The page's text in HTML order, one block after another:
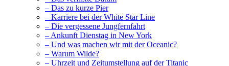
– Das zu kurze Pier
– Karriere bei der White Star Line
– Die vergessene Jungfernfahrt
– Ankunft Dienstag in New York
– Und was machen wir mit der Oceanic?
– Warum Wilde?
– Uhrzeit und Zeitumstellung auf der Titanic